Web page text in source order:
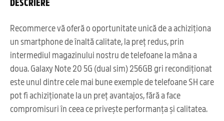
Recommerce vă oferă o oportunitate unică de a achiziționa
un smartphone de înaltă calitate, la preț redus, prin
intermediul magazinului nostru de telefoane la mâna a
doua. Galaxy Note 20 5G (dual sim) 256GB gri recondiționat
este unul dintre cele mai bune exemple de telefoane SH care
pot fi achiziționate la un preț avantajos, fără a face
compromisuri în ceea ce privește performanța și calitatea.